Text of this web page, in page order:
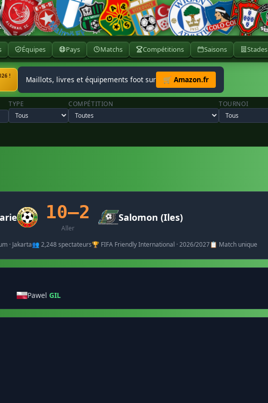
Équipes Pays Matchs Compétitions Saisons Stades
! Maillots, livres et équipements foot sur 🛒 Amazon.fr
TYPE COMPÉTITION TOURNOI
10–2
Aller
Salomon (Iles)
· Jakarta👥 2,248 spectateurs🏆 FIFA Friendly International · 2026/2027📋 Match unique
Pawel GIL